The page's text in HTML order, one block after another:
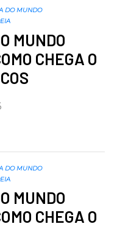
DO MUNDO
MUNDO
CHEGA O
DO MUNDO
MUNDO
CHEGA O